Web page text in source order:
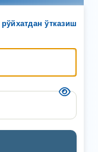
ўтказиш